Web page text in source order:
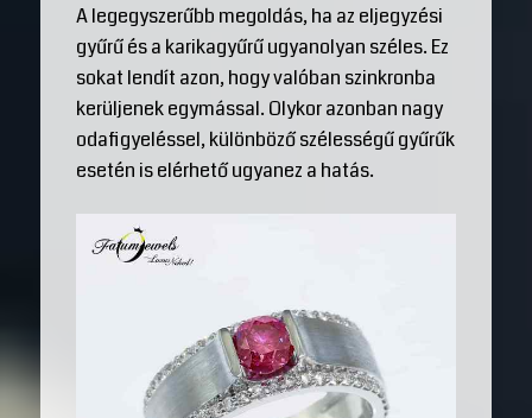
A legegyszerűbb megoldás, ha az eljegyzési
gyűrű és a karikagyűrű ugyanolyan széles. Ez
sokat lendít azon, hogy valóban szinkronba
kerüljenek egymással. Olykor azonban nagy
odafigyeléssel, különböző szélességű gyűrűk
esetén is elérhető ugyanez a hatás.